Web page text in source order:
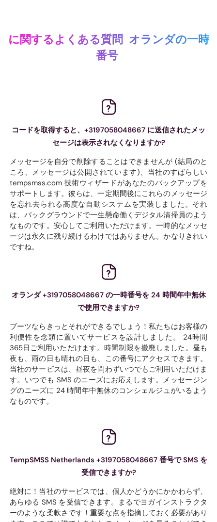
に関するよくある質問 オランダの一時
番号
コードを取得すると、+3197058048667 に送信されたメッ
セージは表示されなくなりますか?
メッセージを自分で削除することはできませんが (結局のと
ころ、メッセージは公開されています)、当社のすばらしい
tempsmss.com 技術ウィザードがあなたのバックアップを
サポートします。彼らは、一定期間後にこれらのメッセージ
を忘れ去られる高度な自動システムを実装しました。それ
は、バックグラウンドで一生懸命働くデジタル清掃員のよう
なものです。安心してご利用いただけます。一時的なメッセ
ージは永久に残り続けるわけではありません。かなりきれい
ですね。
オランダ +3197058048667 の一時番号を 24 時間年中無休
で使用できますか?
ブーツならきっとそれができるでしょう！私たちはお客様の
利便性を念頭に置いてサービスを設計しました。 24時間
365日ご利用いただけます。時間制限を撤廃しました。昼も
夜も、雨の日も晴れの日も、この番号にアクセスできます。
当社のサービスは、昼夜を問わずいつでもご利用いただけま
す。いつでも SMS のニーズにお応えします。メッセージン
グのニーズに 24 時間年中無休のコンシェルジュがいるよう
なものです。
TempSMSS Netherlands +3197058048667 番号で SMS を
受信できますか?
絶対に！当社のサービスでは、個人かどうかにかかわらず、
あらゆる SMS を受信できます。まるでヨガインストラクタ
ーのような柔軟さです！重要な点を指摘しておく必要があり